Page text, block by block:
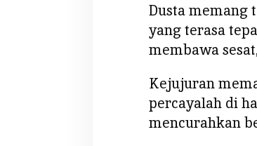
Dusta memang
yang terasa
membawa
Kejujuran
percayalah di
mencurahkan